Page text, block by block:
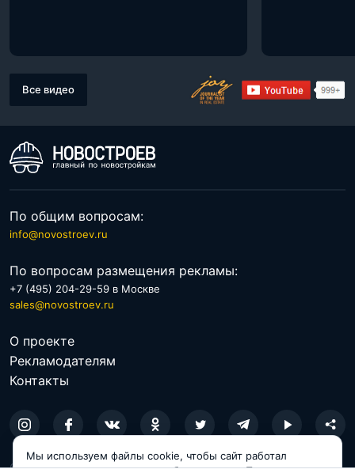
Все видео
По общим вопросам:
info@novostroev.ru
По вопросам размещения рекламы:
+7 (495) 204-29-59 в Москве
sales@novostroev.ru
О проекте
Рекламодателям
Контакты
© 2026 NOVOSTROEV.RU
Мы используем файлы cookie, чтобы сайт работал